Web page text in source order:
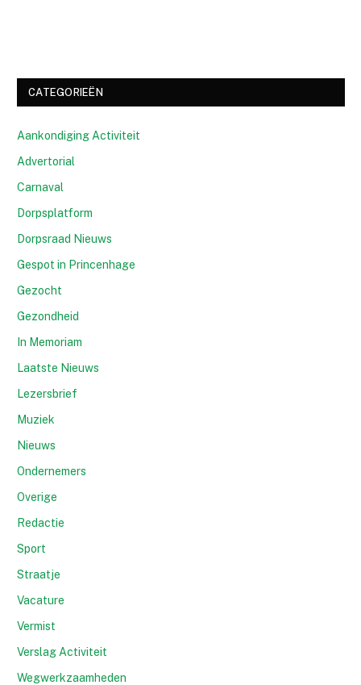
CATEGORIEËN
Aankondiging Activiteit
Advertorial
Carnaval
Dorpsplatform
Dorpsraad Nieuws
Gespot in Princenhage
Gezocht
Gezondheid
In Memoriam
Laatste Nieuws
Lezersbrief
Muziek
Nieuws
Ondernemers
Overige
Redactie
Sport
Straatje
Vacature
Vermist
Verslag Activiteit
Wegwerkzaamheden